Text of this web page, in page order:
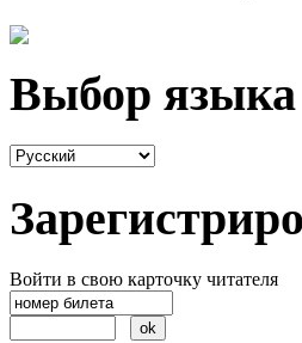
Выбор языка
Войти в свою карточку читателя